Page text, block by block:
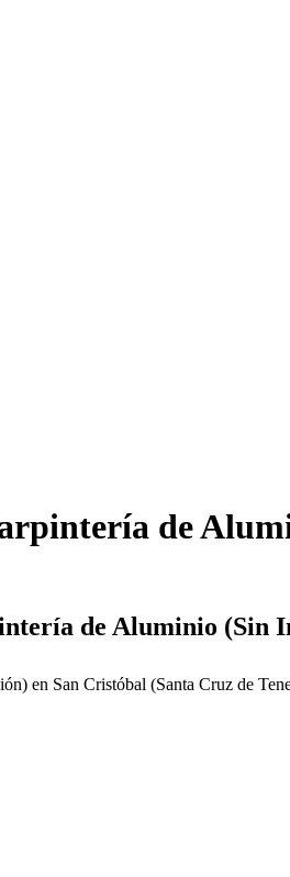
de
de Aluminio (Sin
en San Cristóbal (Santa Cruz de